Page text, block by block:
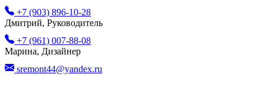
+7 (903) 896-10-28
Дмитрий, Руководитель
+7 (961) 007-88-08
Марина, Дизайнер
sremont44@yandex.ru